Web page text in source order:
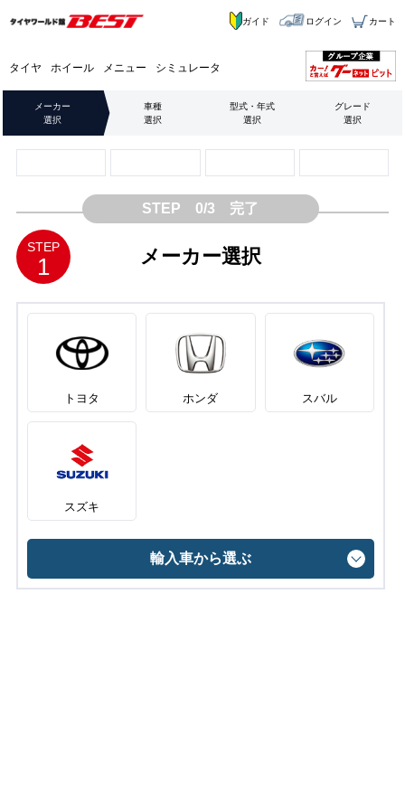
タイヤ ホイール メニュー シミュレータ
ガイド ログイン カート
メーカー
選択
車種
選択
型式・年式
選択
グレード
選択
STEP 0/3 完了
STEP
1 メーカー選択
トヨタ ホンダ スバル
スズキ
輸入車から選ぶ